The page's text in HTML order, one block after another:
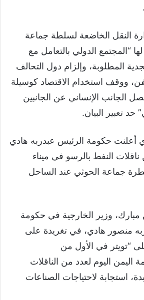
النقل الخاضعة لسلطة جماعة
“المجتمع الدولي بالتعامل مع
المطلوبة، وإلزام دول التحالف
ووقف استخدام الاقتصاد كوسيلة
الجانب الإنساني عن الجانبين
تعبير البيان.
أعلنت حكومة الرئيس عبدربه هادي
النفط بالرسو في ميناء
جماعة الحوثي عند الساحل
وزير الخارجية في حكومة
منصور هادي، في تغريدة على
“تويتر في الأول من
اليوم لعدد من الناقلات
استجابة لاحتياجات الصناعات